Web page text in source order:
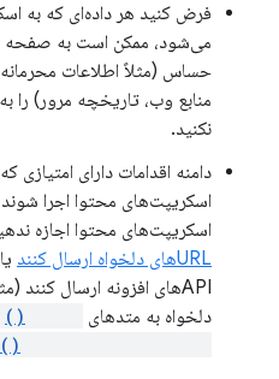
فرض کنید هر داده‌ای که به
می‌شود، ممکن است به صفحه
حساس (مثلاً اطلاعات محرمانه
منابع وب، تاریخچه مرور) را
نکنید.
دامنه اقدامات دارای امتیازی
اسکریپت‌های محتوا اجرا
اسکریپت‌های محتوا اجازه
URLهای دلخواه ارسال کنند
دلخواه به متدهای